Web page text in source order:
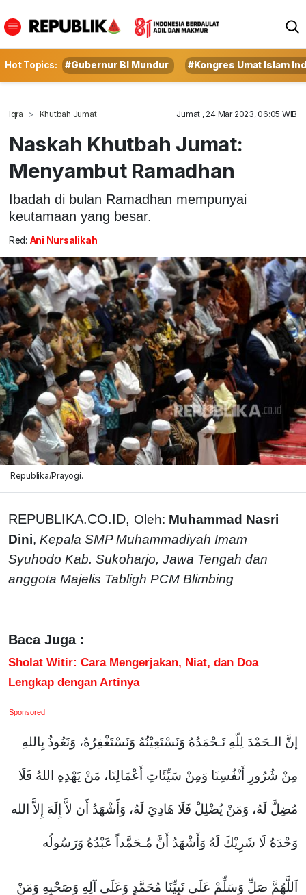
Hot Topics: #Gubernur BI Mundur #Kongres Umat Islam
Iqra Khutbah Jumat Jumat , 24 Mar 2023, 06:05 WIB
Naskah Khutbah Jumat:
Menyambut Ramadhan
Ibadah di bulan Ramadhan mempunyai
keutamaan yang besar.
Red: Ani Nursalikah
Republika/Prayogi.
REPUBLIKA.CO.ID, Oleh: Muhammad Nasri
Dini, Kepala SMP Muhammadiyah Imam
Syuhodo Kab. Sukoharjo, Jawa Tengah dan
anggota Majelis Tabligh PCM Blimbing
Baca Juga :
Sholat Witir: Cara Mengerjakan, Niat, dan Doa
Lengkap dengan Artinya
Sponsored
إنَّ الـحَمْدَ لِلّهِ نَـحْمَدُهُ وَنَسْتَعِيْنُهُ وَنَسْتَغْفِرُهُ، وَنَعُوذُ بِاللهِ
مِنْ شُرُورِ أَنْفُسِنَا وَمِنْ سَيِّئَاتِ أَعْمَالِنَا، مَنْ يَهْدِهِ اللهُ فَلَا
مُضِلَّ لَهُ، وَمَنْ يُضْلِلْ فَلَا هَادِيَ لَهُ، وَأَشْهَدُ أَن لاَّ إِلَهَ إِلاَّ الله
وَحْدَهُ لَا شَرِيْكَ لَهُ وَأَشْهَدُ أَنَّ مُـحَمَّداً عَبْدُهُ وَرَسُولُه
اَللَّهُمَّ صَلِّ وَسَلِّمْ عَلَى نَبِيِّنَا مُحَمَّدٍ وَعَلَى آلِهِ وَصَحْبِهِ وَمَنْ